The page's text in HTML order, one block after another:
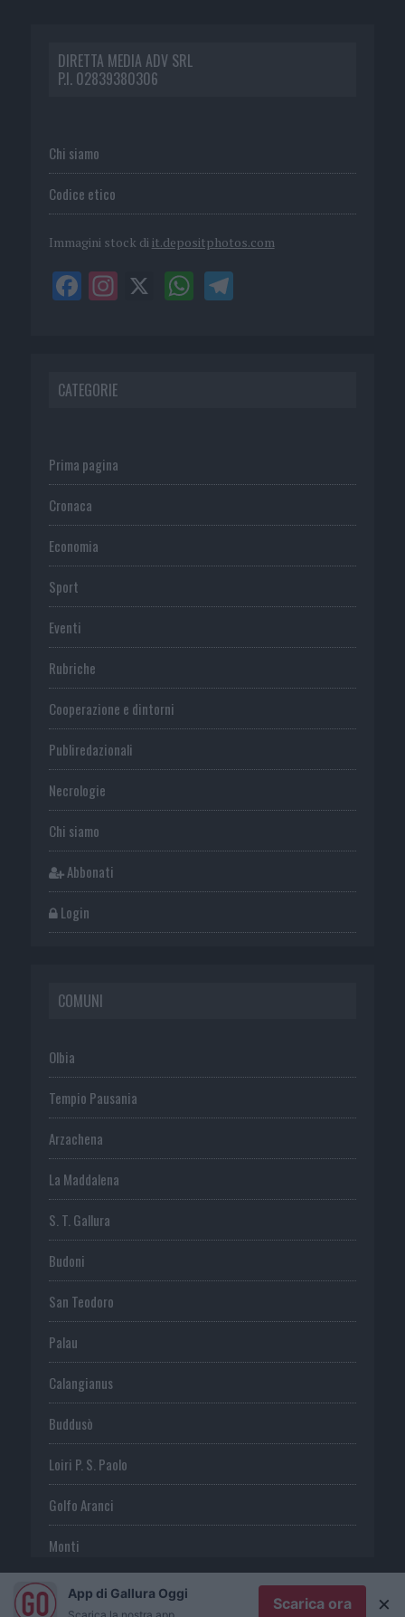
DIRETTA MEDIA ADV SRL
P.I. 02839380306
Chi siamo
Codice etico
Immagini stock di it.depositphotos.com
CATEGORIE
Prima pagina
Cronaca
Economia
Sport
Eventi
Rubriche
Cooperazione e dintorni
Publiredazionali
Necrologie
Chi siamo
Abbonati
Login
COMUNI
Olbia
Tempio Pausania
Arzachena
La Maddalena
S. T. Gallura
Budoni
San Teodoro
Palau
Calangianus
Buddusò
Loiri P. S. Paolo
Golfo Aranci
Monti
TeltiApp di Gallura Oggi
Scarica ora ×